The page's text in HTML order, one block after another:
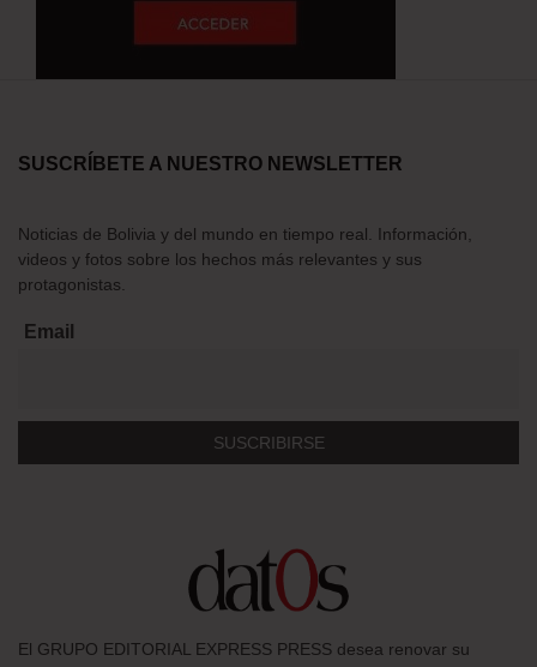
SUSCRÍBETE A NUESTRO NEWSLETTER
Noticias de Bolivia y del mundo en tiempo real. Información,
videos y fotos sobre los hechos más relevantes y sus
protagonistas.
Email
El GRUPO EDITORIAL EXPRESS PRESS desea renovar su